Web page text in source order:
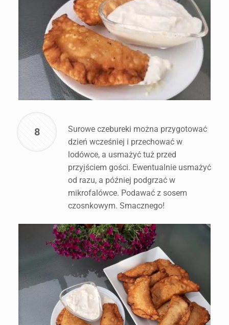
8
Surowe czebureki można przygotować
dzień wcześniej i przechować w
lodówce, a usmażyć tuż przed
przyjściem gości. Ewentualnie usmażyć
od razu, a później podgrzać w
mikrofalówce. Podawać z sosem
czosnkowym. Smacznego!